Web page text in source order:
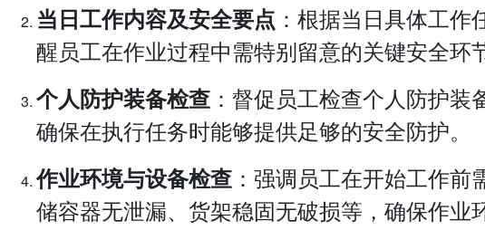
当日工作内容及安全要点 ：根据当日具体工
醒员工在作业过程中需特别留意的关键安全环
个人防护装备检查 ：督促员工检查个人防护
确保在执行任务时能够提供足够的安全防护。
作业环境与设备检查 ：强调员工在开始工作
储容器无泄漏、货架稳固无破损等，确保作业